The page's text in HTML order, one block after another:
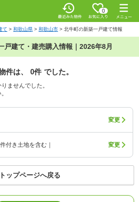
0
て > 和歌山県 > 和歌山市 > 北牛町の新築一戸建て情報
戸建て・建売購入情報｜2026年8月
件は、 0件 でした。
ませんでした。
変更
付き土地を含む｜ 変更
トップページへ戻る